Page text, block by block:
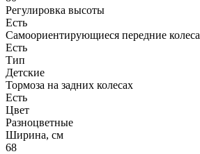
Регулировка высоты
Есть
Самоориентирующиеся передние колеса
Есть
Тип
Детские
Тормоза на задних колесах
Есть
Цвет
Разноцветные
Ширина, см
68